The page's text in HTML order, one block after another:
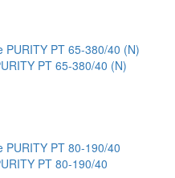
PT 65-380/40 (N)
PT 80-190/40